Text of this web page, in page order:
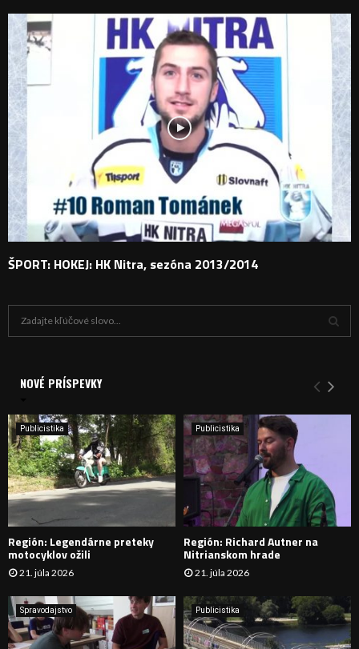
ŠPORT: HOKEJ: HK Nitra, sezóna 2013/2014
i
e
:
Y
H
D
A
N
NOVÉ PRÍSPEVKY
Publicistika
Región: Legendárne preteky
motocyklov ožili
21. júla 2026
Publicistika
Región: Richard Autner na
Nitrianskom hrade
21. júla 2026
Spravodajstvo Publicistika